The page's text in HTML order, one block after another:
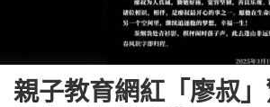
親子教育網紅「廖叔